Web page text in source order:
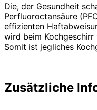
Die, der Gesundheit
Perfluoroctansäure
effizienten
wird beim
Somit ist jegliches
Zusätzliche